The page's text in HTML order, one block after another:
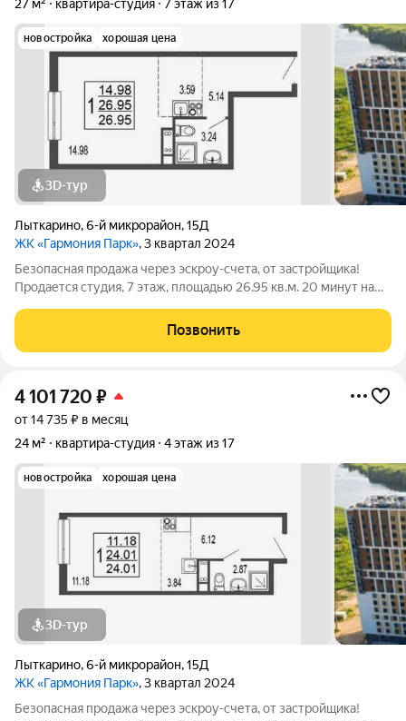
27 м²
квартира-студия 7 этаж из 17
новостройка хорошая цена
3D-тур
Лыткарино,6-й микрорайон,15Д
ЖК «Гармония Парк», 3 квартал 2024
Безопасная продажа через эскроу-счета, от застройщика!
Продается студия, 7 этаж, площадью 26.95 кв.м. 20 минут на
Дом комфорт-класса с продуманными планировочными
решениями и широким выбором
Позвонить
4 101 720 ₽
от 14 735 ₽ в месяц
24 м²
квартира-студия 4 этаж из 17
новостройка хорошая цена
3D-тур
Лыткарино,6-й микрорайон,15Д
ЖК «Гармония Парк», 3 квартал 2024
Безопасная продажа через эскроу-счета, от застройщика!